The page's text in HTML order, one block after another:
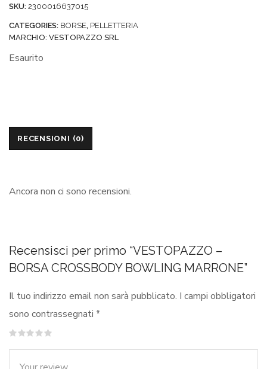
5
SKU: 2300016637015
CATEGORIES: BORSE, PELLETTERIA
MARCHIO: VESTOPAZZO SRL
Esaurito
RECENSIONI (0)
Ancora non ci sono recensioni.
Recensisci per primo “VESTOPAZZO –
BORSA CROSSBODY BOWLING MARRONE”
Il tuo indirizzo email non sarà pubblicato. I campi obbligatori
sono contrassegnati *